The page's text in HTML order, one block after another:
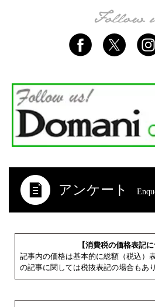
アンケート
【消費税の価格表記に
記事内の価格は基本的に総額（税込）
の記事に関しては税抜表記の場合もあり